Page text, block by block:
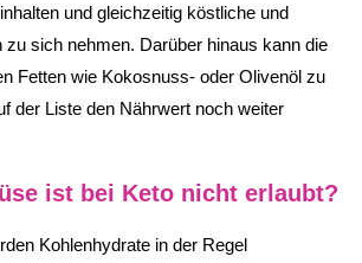
und gleichzeitig köstliche und
zu sich nehmen. Darüber hinaus kann die
Fetten wie Kokosnuss- oder Olivenöl zu
der Liste den Nährwert noch weiter
ist bei Keto nicht erlaubt?
Kohlenhydrate in der Regel